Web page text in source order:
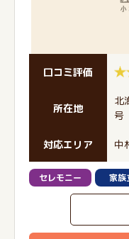
口コミ評価
所在地
北
号
対応エリア 中
セレモニー 家族